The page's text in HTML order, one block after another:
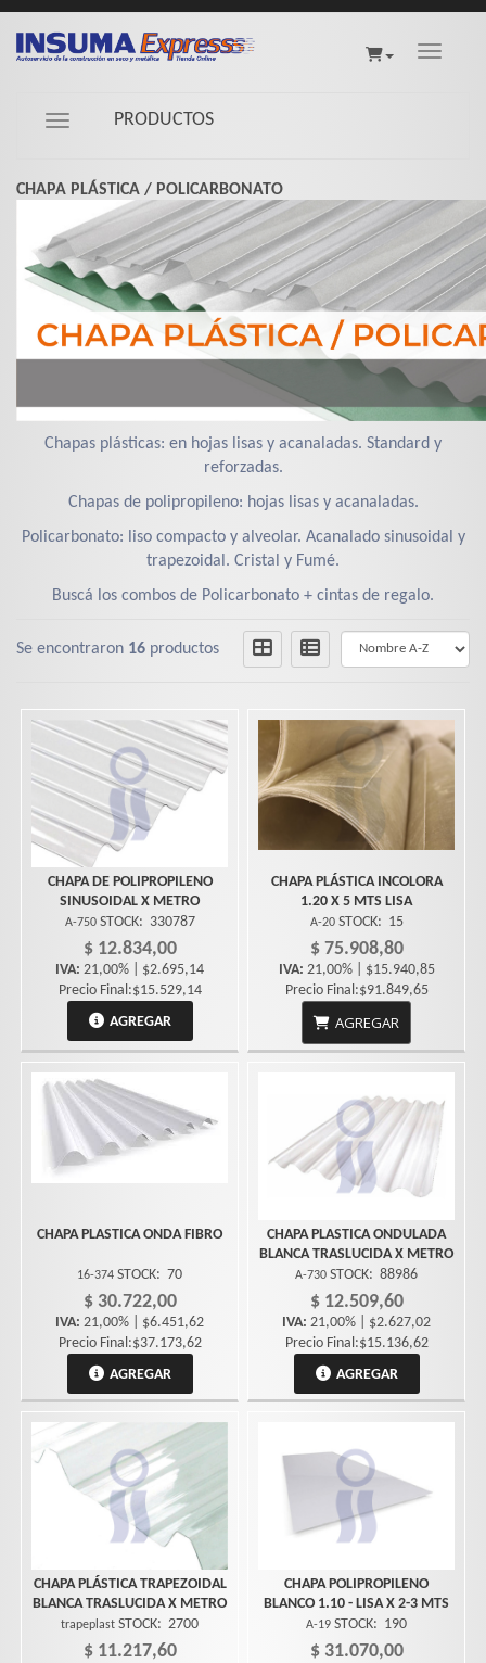
Toggle
Navigation ein-/ausblenden
PRODUCTOS
CHAPA PLÁSTICA / POLICARBONATO
Chapas plásticas: en hojas lisas y acanaladas. Standard y
reforzadas.
Chapas de polipropileno: hojas lisas y acanaladas.
Policarbonato: liso compacto y alveolar. Acanalado sinusoidal y
trapezoidal. Cristal y Fumé.
Buscá los combos de Policarbonato + cintas de regalo.
Se encontraron 16 productos
CHAPA DE POLIPROPILENO
SINUSOIDAL X METRO
A-750 STOCK: 330787
$ 12.834,00
IVA: 21,00% | $2.695,14
Precio Final:$15.529,14
AGREGAR
CHAPA PLÁSTICA INCOLORA
1.20 X 5 MTS LISA
A-20 STOCK: 15
$ 75.908,80
IVA: 21,00% | $15.940,85
Precio Final:$91.849,65
AGREGAR
CHAPA PLASTICA ONDA FIBRO
16-374 STOCK: 70
$ 30.722,00
IVA: 21,00% | $6.451,62
Precio Final:$37.173,62
AGREGAR
CHAPA PLASTICA ONDULADA
BLANCA TRASLUCIDA X METRO
A-730 STOCK: 88986
$ 12.509,60
IVA: 21,00% | $2.627,02
Precio Final:$15.136,62
AGREGAR
CHAPA PLÁSTICA TRAPEZOIDAL
BLANCA TRASLUCIDA X METRO
trapeplast STOCK: 2700
$ 11.217,60
CHAPA POLIPROPILENO
BLANCO 1.10 - LISA X 2-3 MTS
A-19 STOCK: 190
$ 31.070,00